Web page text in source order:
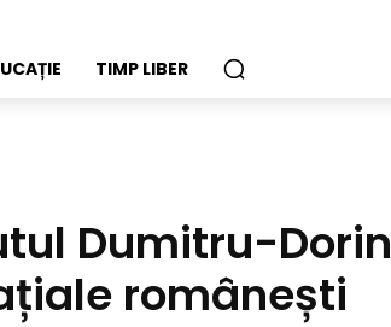
TIMP LIBER
Dumitru-Dorin
românești